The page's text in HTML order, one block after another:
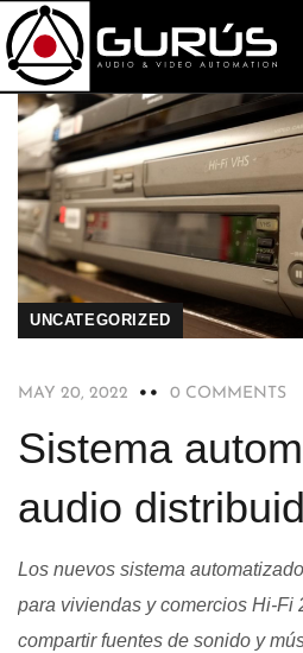
UNCATEGORIZED
MAY 20, 2022 0 COMMENTS
Sistema
audio
Los nuevos sistema
para viviendas y comercios Hi-Fi
compartir fuentes de sonido y